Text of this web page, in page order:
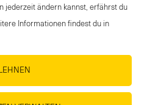
jederzeit ändern kannst, erfährst du
Informationen findest du in